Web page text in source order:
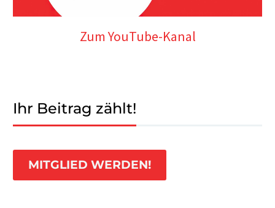
Zum YouTube-Kanal
Ihr Beitrag zählt!
MITGLIED WERDEN!